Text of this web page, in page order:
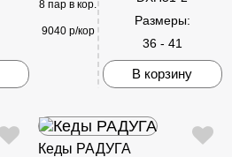
8 пар в кор.
9040 р/кор
Размеры:
36 - 41
В корзину
Кеды РАДУГА